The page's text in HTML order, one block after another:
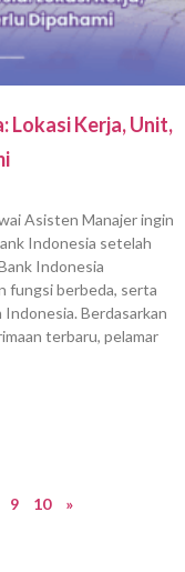
Lokasi Kerja, Unit,
Asisten Manajer ingin
Indonesia setelah
Indonesia
fungsi berbeda, serta
Berdasarkan
terbaru, pelamar
9 10 »